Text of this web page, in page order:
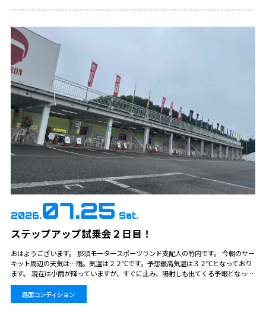
2026.07.25 Sat.
ステップアップ試乗会２日目！
おはようございます。 那須モータースポーツランド支配人の竹内です。 今朝のサー
キット周辺の天気は…雨。気温は２２℃です。予想最高気温は３２℃となっており
ます。 現在は小雨が降っていますが、すぐに止み、陽射しも出てくる予報となって
おります。 …
路面コンディション